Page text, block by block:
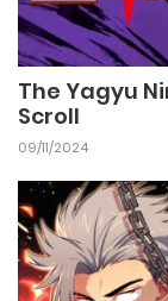
The Yagyu
Scroll
09/11/2024